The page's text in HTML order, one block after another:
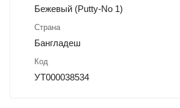
Бежевый (Putty-No 1)
Страна
Бангладеш
Код
УТ000038534